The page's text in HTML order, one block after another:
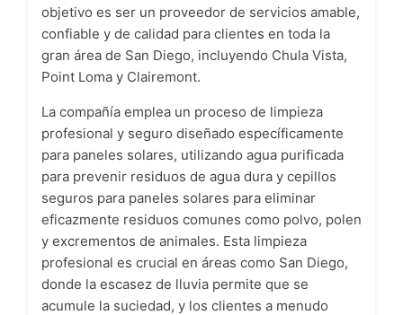
objetivo es ser un proveedor de servicios amable,
confiable y de calidad para clientes en toda la
gran área de San Diego, incluyendo Chula Vista,
Point Loma y Clairemont.
La compañía emplea un proceso de limpieza
profesional y seguro diseñado específicamente
para paneles solares, utilizando agua purificada
para prevenir residuos de agua dura y cepillos
seguros para paneles solares para eliminar
eficazmente residuos comunes como polvo, polen
y excrementos de animales. Esta limpieza
profesional es crucial en áreas como San Diego,
donde la escasez de lluvia permite que se
acumule la suciedad, y los clientes a menudo